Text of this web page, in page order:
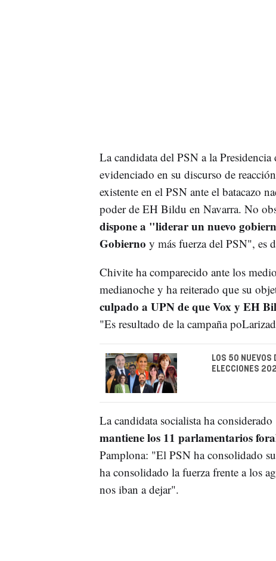
La candidata del PSN a la
evidenciado en su discurso de
existente en el PSN ante el batacazo
poder de EH Bildu en Navarra. No
dispone a "liderar un nuevo
Gobierno y más fuerza del PSN", es
Chivite ha comparecido ante los
medianoche y ha reiterado que su
culpado a UPN de que Vox y EH
"Es resultado de la campaña
LOS 50 NUEVOS
ELECCIONES
La candidata socialista ha considerado
mantiene los 11 parlamentarios
Pamplona: "El PSN ha consolidado
ha consolidado la fuerza frente a los
nos iban a dejar".